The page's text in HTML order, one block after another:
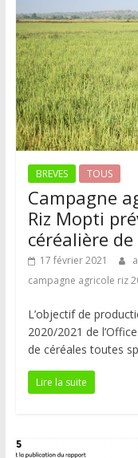
BREVES TOUS
Campagne
Riz Mopti
céréalière
17 février 2021
campagne agricole riz
L’objectif de
2020/2021 de
de céréales toutes
Lire la suite